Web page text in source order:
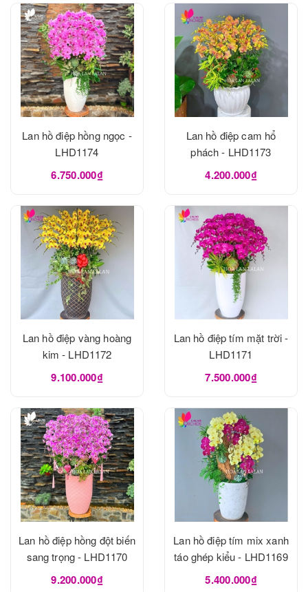
Lan hồ điệp hồng ngọc -
LHD1174
6.750.000₫
Lan hồ điệp cam hổ
phách - LHD1173
4.200.000₫
Lan hồ điệp vàng hoàng
kim - LHD1172
9.100.000₫
Lan hồ điệp tím mặt trời -
LHD1171
7.500.000₫
Lan hồ điệp hồng đột biến
sang trọng - LHD1170
9.200.000₫
Lan hồ điệp tím mix xanh
táo ghép kiểu - LHD1169
5.400.000₫